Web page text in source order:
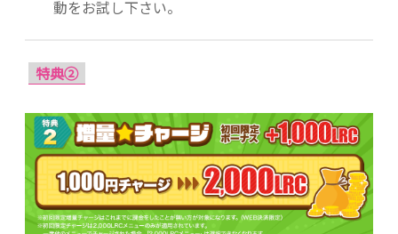
動をお試し下さい。
特典②